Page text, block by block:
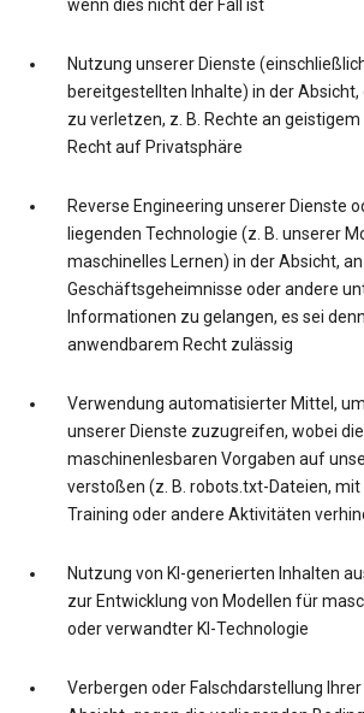
wenn dies nicht der Fall ist
Nutzung unserer Dienste
bereitgestellten Inhalte) in der
zu verletzen, z. B. Rechte an
Recht auf Privatsphäre
Reverse Engineering unserer Dienste
liegenden Technologie (z. B. unserer
maschinelles Lernen) in der Absicht,
Geschäftsgeheimnisse oder andere
Informationen zu gelangen, es sei
anwendbarem Recht zulässig
Verwendung automatisierter Mittel,
unserer Dienste zuzugreifen, wobei
maschinenlesbaren Vorgaben auf
verstoßen (z. B. robots.txt-Dateien, mit
Training oder andere Aktivitäten
Nutzung von KI-generierten Inhalten
zur Entwicklung von Modellen für
oder verwandter KI-Technologie
Verbergen oder Falschdarstellung